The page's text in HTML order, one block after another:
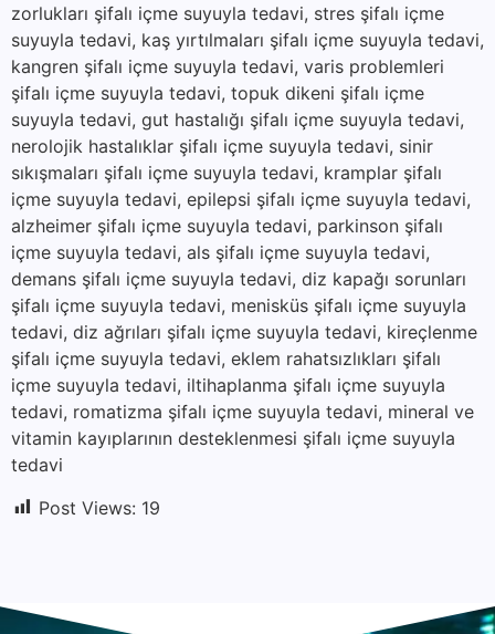
zorlukları şifalı içme suyuyla tedavi, stres şifalı içme
suyuyla tedavi, kaş yırtılmaları şifalı içme suyuyla tedavi,
kangren şifalı içme suyuyla tedavi, varis problemleri
şifalı içme suyuyla tedavi, topuk dikeni şifalı içme
suyuyla tedavi, gut hastalığı şifalı içme suyuyla tedavi,
nerolojik hastalıklar şifalı içme suyuyla tedavi, sinir
sıkışmaları şifalı içme suyuyla tedavi, kramplar şifalı
içme suyuyla tedavi, epilepsi şifalı içme suyuyla tedavi,
alzheimer şifalı içme suyuyla tedavi, parkinson şifalı
içme suyuyla tedavi, als şifalı içme suyuyla tedavi,
demans şifalı içme suyuyla tedavi, diz kapağı sorunları
şifalı içme suyuyla tedavi, menisküs şifalı içme suyuyla
tedavi, diz ağrıları şifalı içme suyuyla tedavi, kireçlenme
şifalı içme suyuyla tedavi, eklem rahatsızlıkları şifalı
içme suyuyla tedavi, iltihaplanma şifalı içme suyuyla
tedavi, romatizma şifalı içme suyuyla tedavi, mineral ve
vitamin kayıplarının desteklenmesi şifalı içme suyuyla
tedavi
Post Views: 19